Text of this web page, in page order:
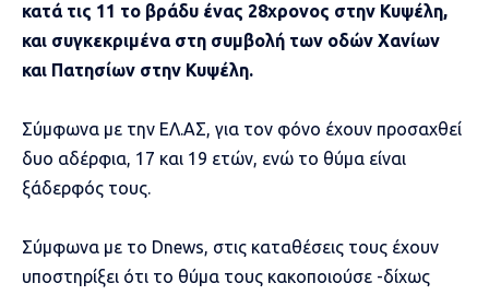
κατά τις 11 το βράδυ ένας 28χρονος στην Κυψέλη,
και συγκεκριμένα στη συμβολή των οδών Χανίων
και Πατησίων στην Κυψέλη.
Σύμφωνα με την ΕΛ.ΑΣ, για τον φόνο έχουν προσαχθεί
δυο αδέρφια, 17 και 19 ετών, ενώ το θύμα είναι
ξάδερφός τους.
Σύμφωνα με το Dnews, στις καταθέσεις τους έχουν
υποστηρίξει ότι το θύμα τους κακοποιούσε -δίχως